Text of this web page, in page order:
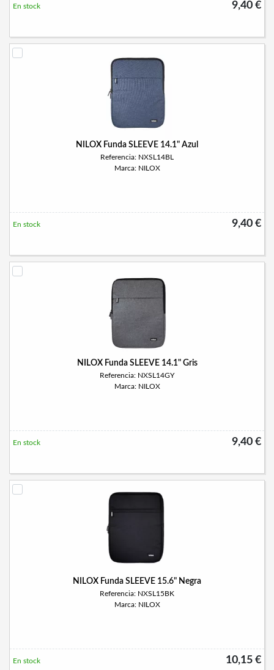
9,40 €
En stock
NILOX Funda SLEEVE 14.1" Azul
Referencia: NXSL14BL
Marca: NILOX
9,40 €
En stock
NILOX Funda SLEEVE 14.1" Gris
Referencia: NXSL14GY
Marca: NILOX
9,40 €
En stock
NILOX Funda SLEEVE 15.6" Negra
Referencia: NXSL15BK
Marca: NILOX
10,15 €
En stock